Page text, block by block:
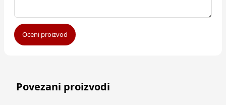
Oceni proizvod
Povezani proizvodi